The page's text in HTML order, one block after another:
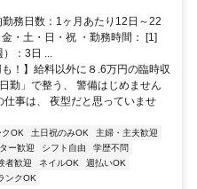
務日数：1ヶ月あたり12日～22
・土・日・祝 ・勤務時間： [1]
：3日 ...
！】給料以外に８.6万円の臨時収
で整う、 警備はじめません
、 夜型だと思っていませ
クOK 土日祝のみOK
主婦・主夫歓迎
ー歓迎 シフト自由
学歴不問
者歓迎 ネイルOK
週払いOK
ンクOK